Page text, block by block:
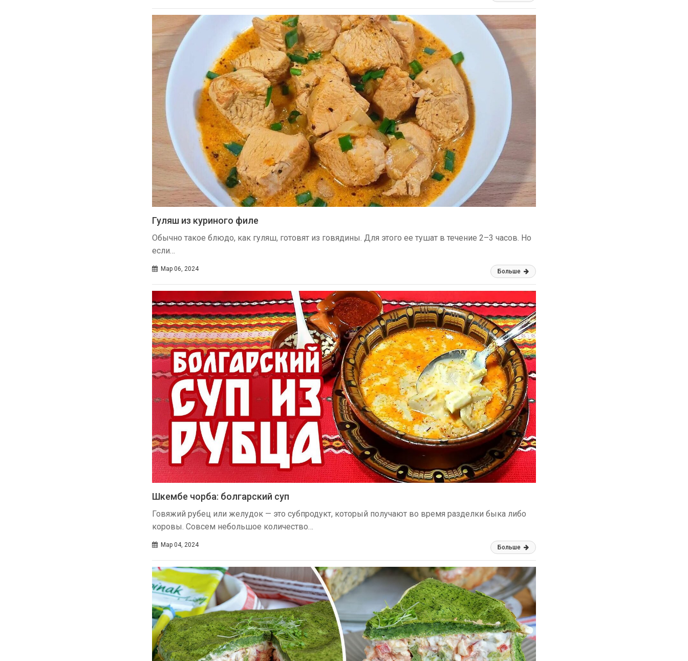
Гуляш из куриного филе
Обычно такое блюдо, как гуляш, готовят из говядины. Для этого ее тушат в течение 2–3 часов. Но
если…
Мар 06, 2024 Больше
Шкембе чорба: болгарский суп
Говяжий рубец или желудок — это субпродукт, который получают во время разделки быка либо
коровы. Совсем небольшое количество…
Мар 04, 2024 Больше